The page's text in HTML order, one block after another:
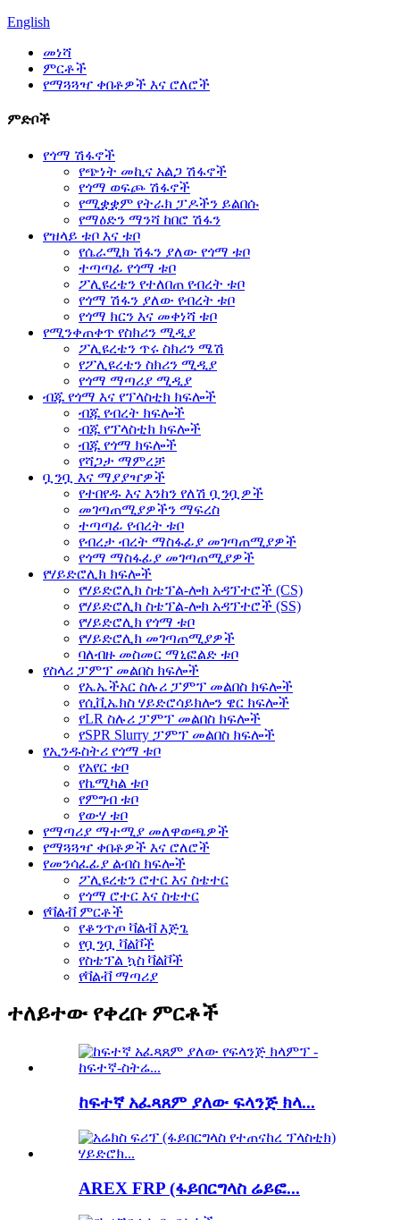
English
መነሻ
ምርቶች
የማጓጓዣ ቀበቶዎች እና ሮለሮች
ምድቦች
የጎማ ሽፋኖች
የጭነት መኪና አልጋ ሽፋኖች
የጎማ ወፍጮ ሽፋኖች
የሚቋቋም የትራክ ፓዶችን ይልበሱ
የማዕድን ማንሻ ከበሮ ሽፋን
የዝላይ ቱቦ እና ቱቦ
የሴራሚክ ሽፋን ያለው የጎማ ቱቦ
ተጣጣፊ የጎማ ቱቦ
ፖሊዩረቴን የተለበጠ የብረት ቱቦ
የጎማ ሽፋን ያለው የብረት ቱቦ
የጎማ ክርን እና መቀነሻ ቱቦ
የሚንቀጠቀጥ የስክሪን ሚዲያ
ፖሊዩረቴን ጥሩ ስክሪን ሜሽ
የፖሊዩረቴን ስክሪን ሚዲያ
የጎማ ማጣሪያ ሚዲያ
ብጁ የጎማ እና የፕላስቲክ ክፍሎች
ብጁ የብረት ክፍሎች
ብጁ የፕላስቲክ ክፍሎች
ብጁ የጎማ ክፍሎች
የሻጋታ ማምረቻ
ቧንቧ እና ማያያዣዎች
የተበየዱ እና እንከን የለሽ ቧንቧዎች
መገጣጠሚያዎችን ማፍረስ
ተጣጣፊ የብረት ቱቦ
የብረታ ብረት ማስፋፊያ መገጣጠሚያዎች
የጎማ ማስፋፊያ መገጣጠሚያዎች
የሃይድሮሊክ ክፍሎች
የሃይድሮሊክ ስቴፕል-ሎክ አዳፕተሮች (CS)
የሃይድሮሊክ ስቴፕል-ሎክ አዳፕተሮች (SS)
የሃይድሮሊክ የጎማ ቱቦ
የሃይድሮሊክ መገጣጠሚያዎች
ባለብዙ መስመር ማኒፎልድ ቱቦ
የስላሪ ፓምፕ መልበስ ክፍሎች
የኤኤችአር ስሉሪ ፓምፕ መልበስ ክፍሎች
የሲቪኤክስ ሃይድሮሳይክሎን ዌር ክፍሎች
የLR ስሉሪ ፓምፕ መልበስ ክፍሎች
የSPR Slurry ፓምፕ መልበስ ክፍሎች
የኢንዱስትሪ የጎማ ቱቦ
የአየር ቱቦ
የኬሚካል ቱቦ
የምግብ ቱቦ
የውሃ ቱቦ
የማጣሪያ ማተሚያ መለዋወጫዎች
የማጓጓዣ ቀበቶዎች እና ሮለሮች
የመንሳፈፊያ ልብስ ክፍሎች
ፖሊዩረቴን ሮተር እና ስቴተር
የጎማ ሮተር እና ስቴተር
የቫልቭ ምርቶች
የቆንጥጦ ቫልቭ እጅጌ
የቧንቧ ቫልቮች
የስቴፕል ኳስ ቫልቮች
የቫልቭ ማጣሪያ
ተለይተው የቀረቡ ምርቶች
ከፍተኛ አፈጻጸም ያለው ፍላንጅ ክላ...
AREX FRP (ፋይበርግላስ ሬይፎ...